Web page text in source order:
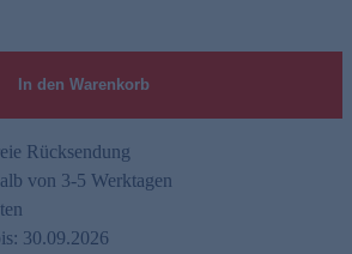
In den Warenkorb
Rücksendung
von 3-5 Werktagen
30.09.2026